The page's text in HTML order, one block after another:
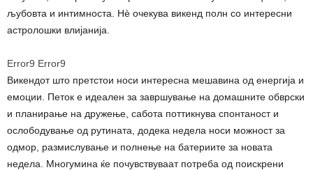
љубовта и интимноста. Нè очекува викенд полн со интересни
астролошки влијанија.
Error9 Error9
Викендот што претстои носи интересна мешавина од енергија и
емоции. Петок е идеален за завршување на домашните обврски
и планирање на дружење, сабота поттикнува спонтаност и
ослободување од рутината, додека недела носи можност за
одмор, размислување и полнење на батериите за новата
недела. Многумина ќе почувствуваат потреба од поискрени